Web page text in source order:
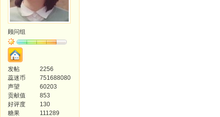
顾问组
发帖
2256
蕊迷币
751688080
声望
60203
贡献值
853
好评度
130
糖果
111289